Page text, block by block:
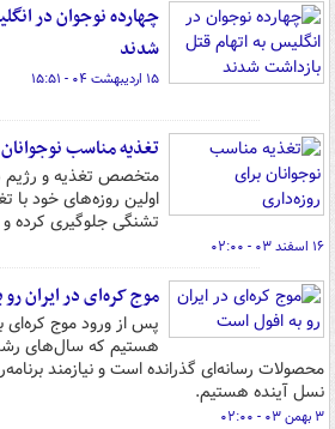
چهارده نوجوان در
شدند
۱۵ اردیبهشت ۰۴ - ۱۵:۵۱
تغذیه مناسب
متخصص تغذیه و رژیم
اولین روزه‌های خود با
تشنگی جلوگیری کرده
۱۶ اسفند ۰۳ - ۰۲:۰۰
موج کره‌ای در ‌ایران
پس از ورود موج کره‌ای
هستیم که سال‌های رشد
محصولات رسانه‌ای گذرانده است و نیازمند
نسل آینده هستیم.
۳ بهمن ۰۳ - ۰۲:۰۰